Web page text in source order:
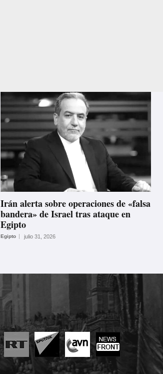
Irán alerta sobre operaciones de «falsa
bandera» de Israel tras ataque en
Egipto
Egipto julio 31, 2026